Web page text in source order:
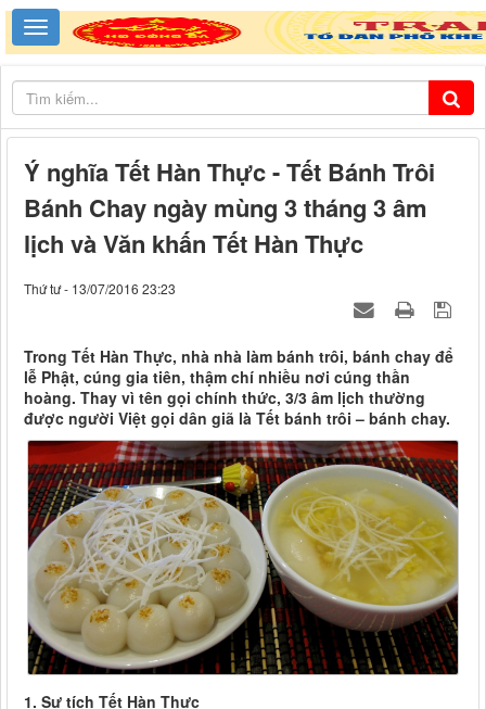
Ý nghĩa Tết Hàn Thực - Tết Bánh Trôi
Bánh Chay ngày mùng 3 tháng 3 âm
lịch và Văn khấn Tết Hàn Thực
Thứ tư - 13/07/2016 23:23
Trong Tết Hàn Thực, nhà nhà làm bánh trôi, bánh chay để
lễ Phật, cúng gia tiên, thậm chí nhiều nơi cúng thần
hoàng. Thay vì tên gọi chính thức, 3/3 âm lịch thường
được người Việt gọi dân giã là Tết bánh trôi – bánh chay.
1. Sự tích Tết Hàn Thực